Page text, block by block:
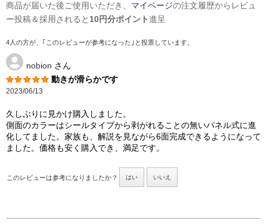
商品が届いた後ご使用いただき、 マイページの注文履歴からレビュ
ー投稿＆採用されると 10円分ポイント進呈
4人の方が、｢このレビューが参考になった｣と投票しています。
nobion さん
動きが滑らかです
2023/06/13
久しぶりに見かけ購入しました。
側面のカラーはシールタイプから剥がれることの無いパネル式に進
化してました。家族も、解説を見ながら6面完成できるようになって
ました。価格も安く購入でき、満足です。
このレビューは参考になりましたか？ はい いいえ